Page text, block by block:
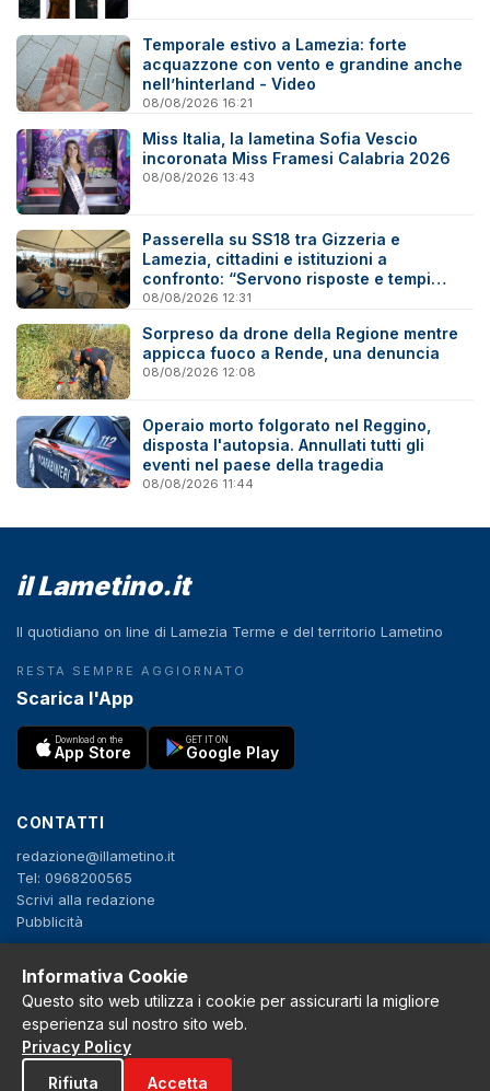
Temporale estivo a Lamezia: forte
acquazzone con vento e grandine anche
nell’hinterland - Video
08/08/2026 16:21
Miss Italia, la lametina Sofia Vescio
incoronata Miss Framesi Calabria 2026
08/08/2026 13:43
Passerella su SS18 tra Gizzeria e
Lamezia, cittadini e istituzioni a
confronto: “Servono risposte e tempi
certi”
08/08/2026 12:31
Sorpreso da drone della Regione mentre
appicca fuoco a Rende, una denuncia
08/08/2026 12:08
Operaio morto folgorato nel Reggino,
disposta l'autopsia. Annullati tutti gli
eventi nel paese della tragedia
08/08/2026 11:44
il Lametino.it
Il quotidiano on line di Lamezia Terme e del territorio Lametino
RESTA SEMPRE AGGIORNATO
Scarica l'App
Download on the
App Store
GET IT ON
Google Play
CONTATTI
redazione@illametino.it
Tel: 0968200565
Scrivi alla redazione
Pubblicità
SEGUICI
f X IG YT
Privacy Policy
Informativa Cookie
Questo sito web utilizza i cookie per assicurarti la migliore
esperienza sul nostro sito web.
Privacy Policy
Rifiuta
Accetta